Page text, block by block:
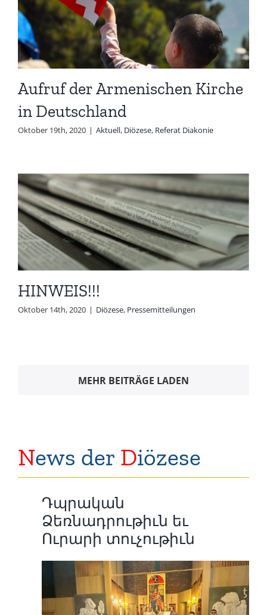
Aufruf der Armenischen Kirche
in Deutschland
Oktober 19th, 2020 | Aktuell, Diözese, Referat Diakonie
HINWEIS!!!
Oktober 14th, 2020 | Diözese, Pressemitteilungen
MEHR BEITRÄGE LADEN
News der Diözese
Դպրական
Ձեռնադրութիւն եւ
Ուրարի տուչութիւն